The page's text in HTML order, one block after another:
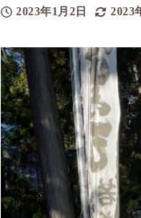
2023年1月2日
2023